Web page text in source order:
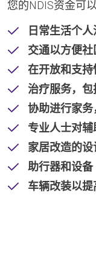
您的NDIS资金可
日常生活个
交通以方便
在开放和支
治疗服务，
协助进行家
专业人士对辅
家居改造的
助行器和设备
车辆改装以